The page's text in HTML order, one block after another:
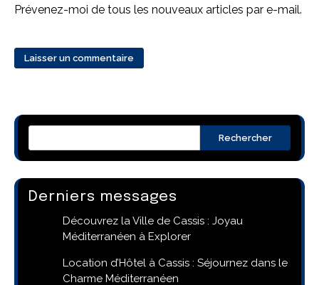
Prévenez-moi de tous les nouveaux articles par e-mail.
Rechercher
Derniers messages
Découvrez la Ville de Cassis : Joyau
Méditerranéen à Explorer
Location d’Hôtel à Cassis : Séjournez dans le
Charme Méditerranéen